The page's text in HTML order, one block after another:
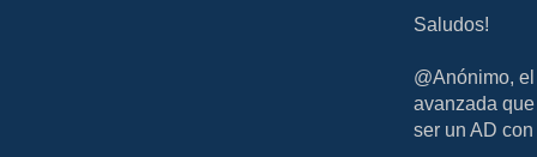
Saludos!
@Anónimo,
avanzada
ser un AD